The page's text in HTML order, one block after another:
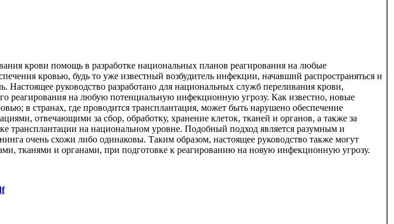
крови помощь в разработке национальных планов реагирования на любые
кровью, будь то уже известный возбудитель инфекции, начавший распространяться и
руководство разработано для национальных служб переливания крови,
реагирования на любую потенциальную инфекционную угрозу. Как известно, новые
в странах, где проводится трансплантация, может быть нарушено обеспечение
отвечающими за сбор, обработку, хранение клеток, тканей и органов, а также за
трансплантации на национальном уровне. Подобный подход является разумным и
очень схожи либо одинаковы. Таким образом, настоящее руководство также могут
тканями и органами, при подготовке к реагированию на новую инфекционную угрозу.